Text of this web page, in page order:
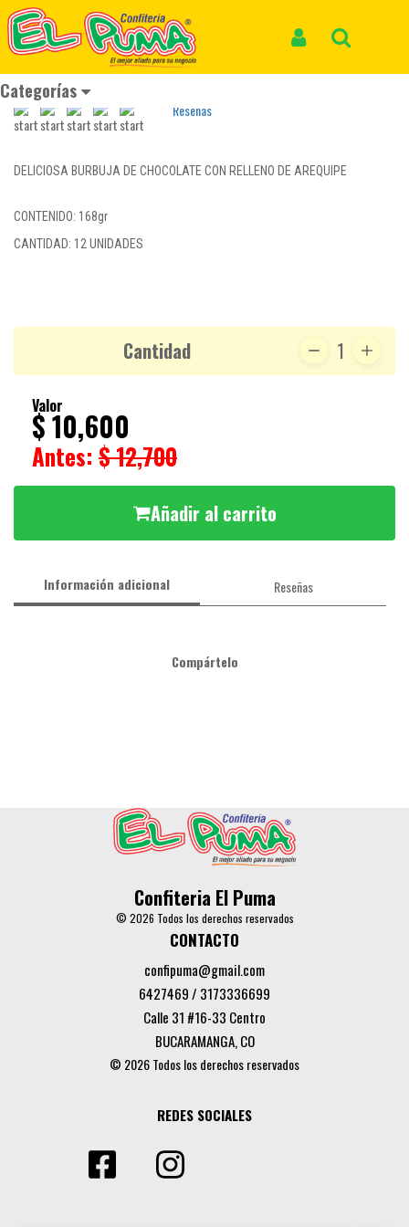
Categorías
Inicio Productos BURBUJAS JET *12und *168gr
BURBUJAS JET *12und *168gr
REF: CHOCOLATE 019
Reseñas
DELICIOSA BURBUJA DE CHOCOLATE CON RELLENO DE AREQUIPE
CONTENIDO: 168gr
CANTIDAD: 12 UNIDADES
Cantidad 1
Valor
$ 10,600
Antes: $ 12,700
Añadir al carrito
Información adicional Reseñas
Compártelo
Confiteria El Puma
© 2026 Todos los derechos reservados
CONTACTO
confipuma@gmail.com
6427469 / 3173336699
Calle 31 #16-33 Centro
BUCARAMANGA, CO
© 2026 Todos los derechos reservados
REDES SOCIALES